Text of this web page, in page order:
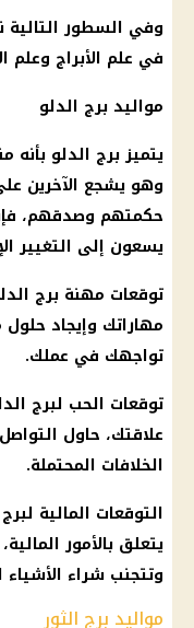
وفي السطور
في علم الأبراج وعلم
مواليد برج الدلو
يتميزبرج الدلو بأنه
وهو يشجع الآخرين
حكمتهم وصدقهم،
يسعون إلى التغيير
توقعات مهنة برج
مهاراتك وإيجاد
تواجهك في عملك.
توقعات الحب لبرج
علاقتك، حاول
الخلافات المحتملة.
التوقعات المالية
يتعلق بالأمورالمالية
وتتجنب شراء
مواليد برج الثور